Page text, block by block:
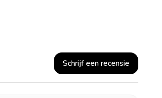
Schrijf een recensie